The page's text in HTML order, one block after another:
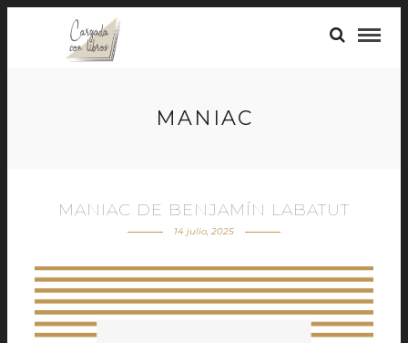
MANIAC
MANIAC DE BENJAMÍN LABATUT
14 julio, 2025